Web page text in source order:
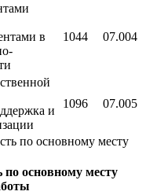
в
1044 07.004
и
1096 07.005
по основному месту
основному месту